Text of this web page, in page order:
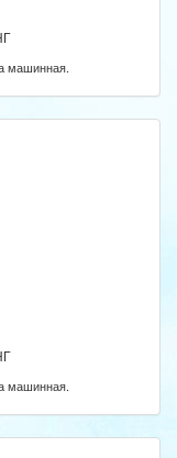
машинная.
машинная.